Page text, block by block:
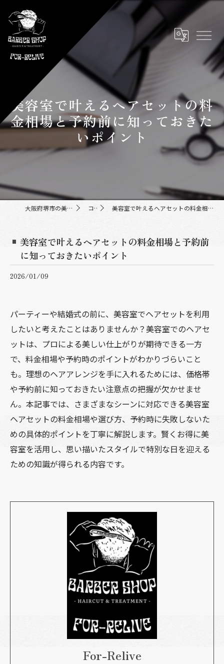
美容室で叶えるヘアセットの料
金相場と予約前に知っておきた
いポイント
大阪府堺市の美容室ならFor-Relive コラム 美容室で叶えるヘアセットの料金相場と予約前に知っておきたいポイント
美容室で叶えるヘアセットの料金相場と予約前
に知っておきたいポイント
2026/01/09
パーティーや結婚式の前に、美容室でヘアセットを利用
したいと考えたことはありませんか？美容室でのヘアセ
ットは、プロによる美しい仕上がりが期待できる一方
で、料金相場や予約時のポイントがわかりづらいこと
も。理想のヘアアレンジを手に入れるためには、価格帯
や予約前に知っておきたい注意点の把握が欠かせませ
ん。本記事では、さまざまなシーンに対応できる美容室
ヘアセットの料金相場や選び方、予約時に失敗しないた
めの具体的ポイントを丁寧に解説します。賢くお得に美
容室を活用し、思い描いたスタイルで特別な日を迎える
ための知識が得られる内容です。
For-Relive